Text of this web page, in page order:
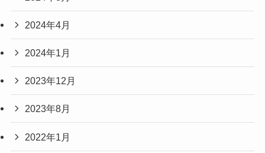
2024年4月
2024年1月
2023年12月
2023年8月
2022年1月